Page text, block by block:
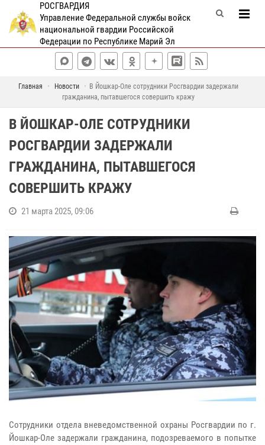
РОСГВАРДИЯ
Управление Федеральной службы войск
национальной гвардии Российской
Федерации по Республике Марий Эл
Главная Новости
В Йошкар-Оле сотрудники Росгвардии задержали
гражданина, пытавшегося совершить кражу
В ЙОШКАР-ОЛЕ СОТРУДНИКИ
РОСГВАРДИИ ЗАДЕРЖАЛИ
ГРАЖДАНИНА, ПЫТАВШЕГОСЯ
СОВЕРШИТЬ КРАЖУ
21 марта 2025, 09:06
Сотрудники отдела вневедомственной охраны Росгвардии по г.
Йошкар-Оле задержали гражданина, подозреваемого в попытке